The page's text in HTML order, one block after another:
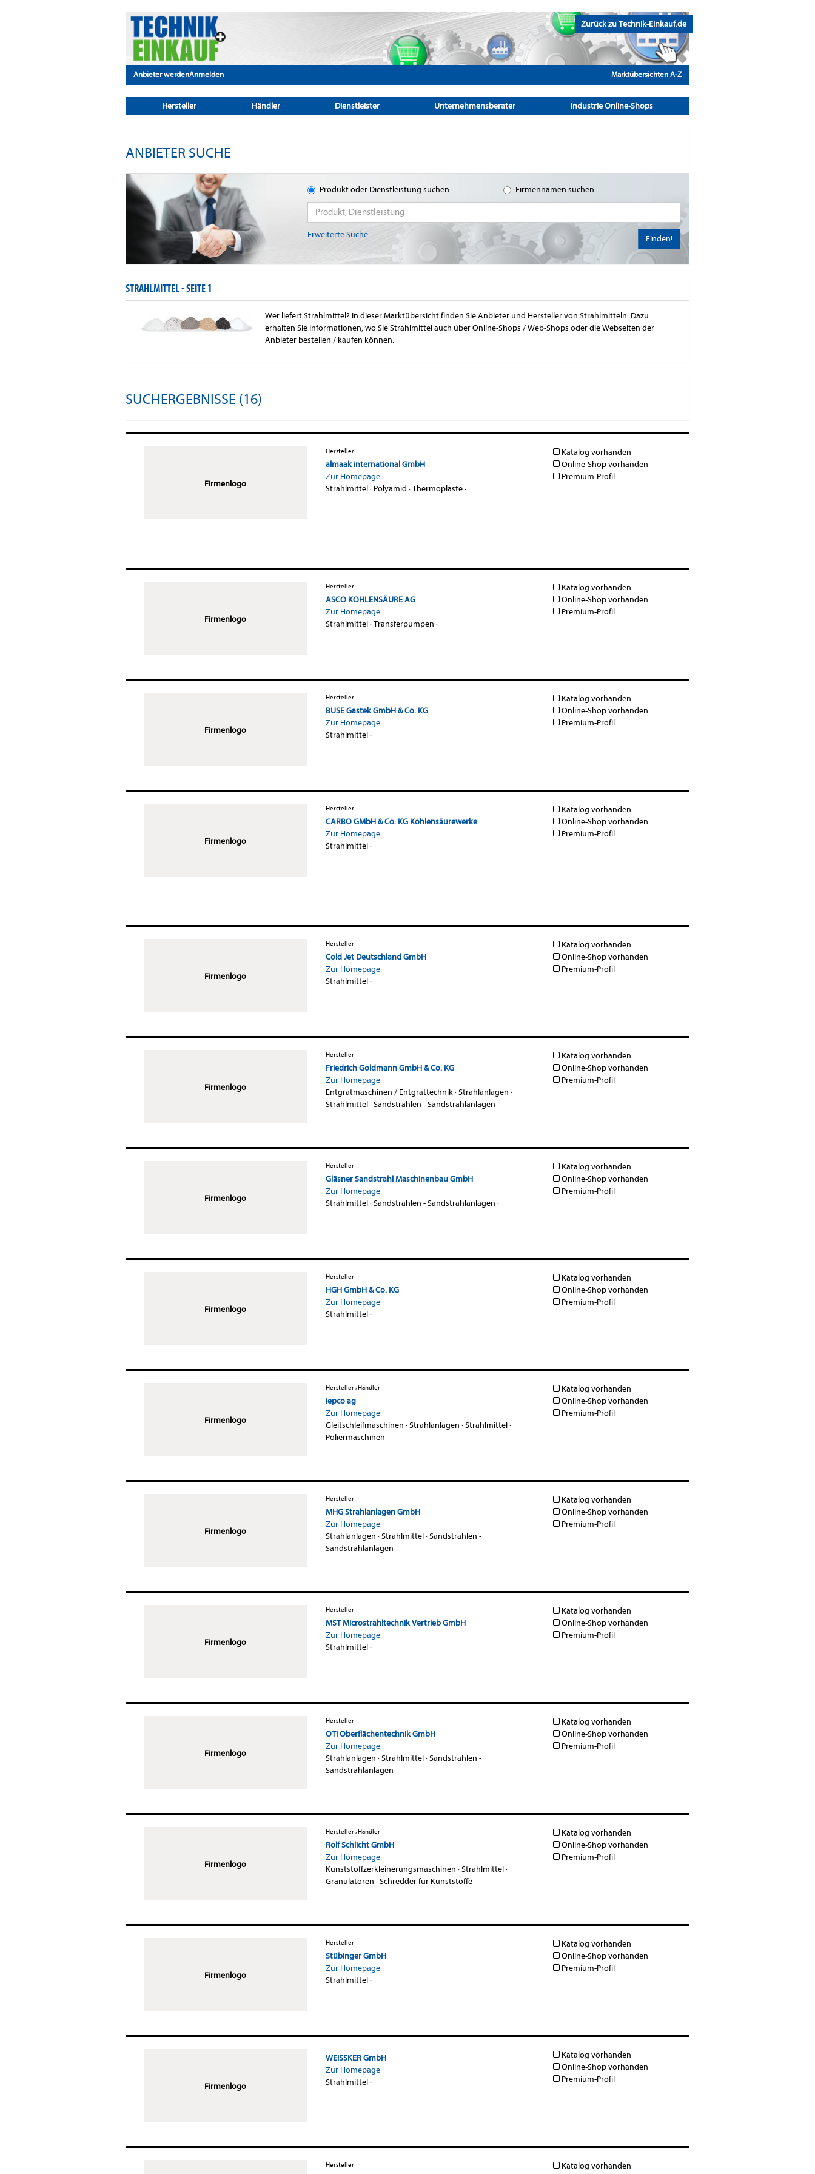
Zurück zu Technik-Einkauf.de
Anbieter werdenAnmelden Marktübersichten A-Z
Hersteller Händler Dienstleister Unternehmensberater Industrie Online-Shops
ANBIETER SUCHE
Produkt oder Dienstleistung suchen Firmennamen suchen
Erweiterte Suche Finden!
STRAHLMITTEL -SEITE 1
Wer liefert Strahlmittel? In dieser Marktübersicht finden Sie Anbieter und Hersteller von Strahlmitteln. Dazu
erhalten Sie Informationen, wo Sie Strahlmittel auch über Online-Shops / Web-Shops oder die Webseiten der
Anbieter bestellen / kaufen können.
SUCHERGEBNISSE (16)
Firmenlogo
Hersteller
almaak international GmbH
Zur Homepage
Strahlmittel· Polyamid ·Thermoplaste·
Katalog vorhanden
Online-Shop vorhanden
Premium-Profil
Firmenlogo
Hersteller
ASCO KOHLENSÄURE AG
Zur Homepage
Strahlmittel·Transferpumpen ·
Katalog vorhanden
Online-Shop vorhanden
Premium-Profil
Firmenlogo
Hersteller
BUSE Gastek GmbH & Co. KG
Zur Homepage
Strahlmittel·
Katalog vorhanden
Online-Shop vorhanden
Premium-Profil
Firmenlogo
Hersteller
CARBO GMbH & Co. KG Kohlensäurewerke
Zur Homepage
Strahlmittel·
Katalog vorhanden
Online-Shop vorhanden
Premium-Profil
Firmenlogo
Hersteller
Cold Jet Deutschland GmbH
Zur Homepage
Strahlmittel·
Katalog vorhanden
Online-Shop vorhanden
Premium-Profil
Firmenlogo
Hersteller
Friedrich Goldmann GmbH & Co. KG
Zur Homepage
Entgratmaschinen / Entgrattechnik·Strahlanlagen ·
Strahlmittel·Sandstrahlen - Sandstrahlanlagen ·
Katalog vorhanden
Online-Shop vorhanden
Premium-Profil
Firmenlogo
Hersteller
Gläsner Sandstrahl Maschinenbau GmbH
Zur Homepage
Strahlmittel·Sandstrahlen - Sandstrahlanlagen ·
Katalog vorhanden
Online-Shop vorhanden
Premium-Profil
Firmenlogo
Hersteller
HGH GmbH & Co. KG
Zur Homepage
Strahlmittel·
Katalog vorhanden
Online-Shop vorhanden
Premium-Profil
Firmenlogo
Hersteller , Händler
iepco ag
Zur Homepage
Gleitschleifmaschinen ·Strahlanlagen ·Strahlmittel·
Poliermaschinen ·
Katalog vorhanden
Online-Shop vorhanden
Premium-Profil
Firmenlogo
Hersteller
MHG Strahlanlagen GmbH
Zur Homepage
Strahlanlagen ·Strahlmittel·Sandstrahlen -
Sandstrahlanlagen ·
Katalog vorhanden
Online-Shop vorhanden
Premium-Profil
Firmenlogo
Hersteller
MST Microstrahltechnik Vertrieb GmbH
Zur Homepage
Strahlmittel·
Katalog vorhanden
Online-Shop vorhanden
Premium-Profil
Firmenlogo
Hersteller
OTI Oberflächentechnik GmbH
Zur Homepage
Strahlanlagen ·Strahlmittel·Sandstrahlen -
Sandstrahlanlagen ·
Katalog vorhanden
Online-Shop vorhanden
Premium-Profil
Firmenlogo
Hersteller , Händler
Rolf Schlicht GmbH
Zur Homepage
Kunststoffzerkleinerungsmaschinen ·Strahlmittel·
Granulatoren ·Schredder für Kunststoffe·
Katalog vorhanden
Online-Shop vorhanden
Premium-Profil
Firmenlogo
Hersteller
Stübinger GmbH
Zur Homepage
Strahlmittel·
Katalog vorhanden
Online-Shop vorhanden
Premium-Profil
Firmenlogo
WEISSKER GmbH
Zur Homepage
Strahlmittel·
Katalog vorhanden
Online-Shop vorhanden
Premium-Profil
Hersteller
Katalog vorhanden